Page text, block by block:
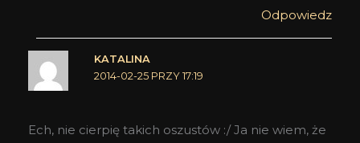
Odpowiedz
KATALINA
2014-02-25 PRZY 17:19
Ech, nie cierpię takich oszustów :/ Ja nie wiem, że